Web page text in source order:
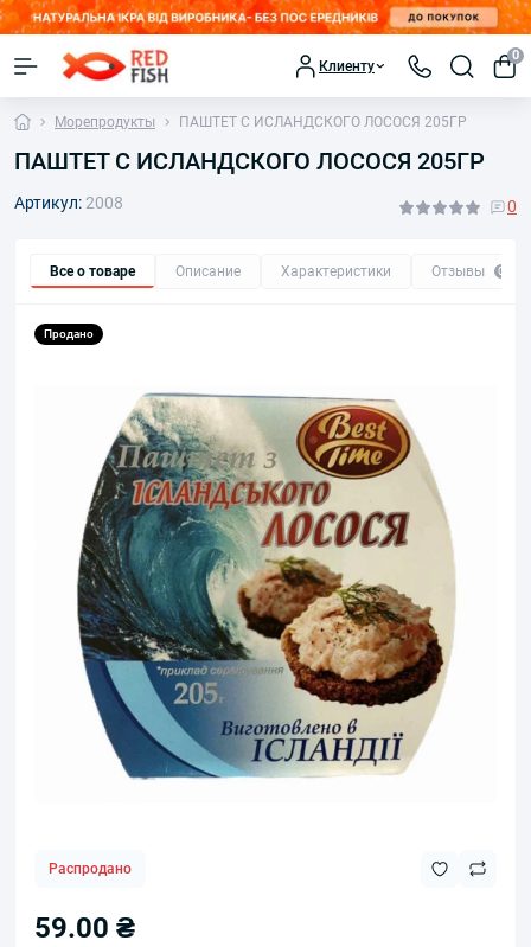
Клиенту
0
Морепродукты ПАШТЕТ С ИСЛАНДСКОГО ЛОСОСЯ 205ГР
ПАШТЕТ С ИСЛАНДСКОГО ЛОСОСЯ 205ГР
Артикул: 2008 0
Все о товаре Описание Характеристики Отзывы 0
Продано
Распродано
59.00 ₴